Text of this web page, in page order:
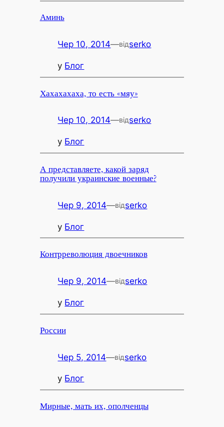
Аминь
Чер 10, 2014—відserko
у Блог
Хахахахаха, то есть «мяу»
Чер 10, 2014—відserko
у Блог
А представляете, какой заряд
получили украинские военные?
Чер 9, 2014—відserko
у Блог
Контрреволюция двоечников
Чер 9, 2014—відserko
у Блог
России
Чер 5, 2014—відserko
у Блог
Мирные, мать их, ополченцы